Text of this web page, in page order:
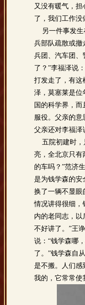
又没有暖气，
了，我们工作没
另一件事发生
兵部队疏散或撤
兵团、汽车团、
了？”李福泽说
打发走了，有这
泽，莫塞莱是位
国的科学界，
服役。父亲的
父亲还对李福泽
五院初建时，
亮，全北京只有
的车吗？”范济
是为钱学森的安
换了一辆不显眼
情况讲得很细，
内的老同志，
不好讲了。”王
说：“钱学森哪
了。”钱学森自
是不搬。人们感
我的，它常常使